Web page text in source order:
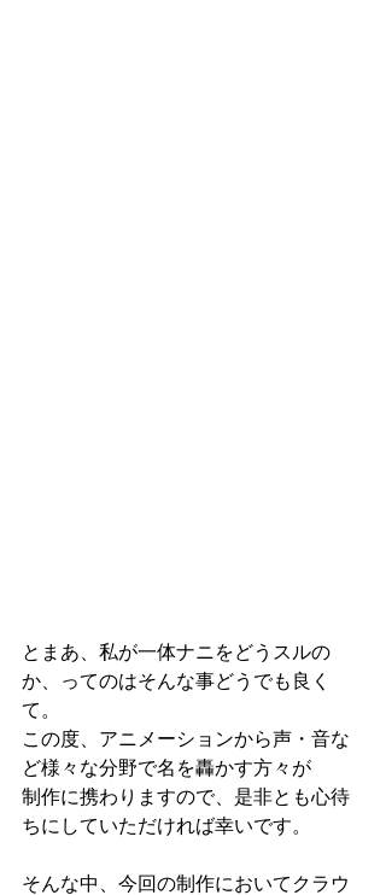
とまあ、私が一体ナニをどうスルの
か、ってのはそんな事どうでも良く
て。
この度、アニメーションから声・音な
ど様々な分野で名を轟かす方々が
制作に携わりますので、是非とも心待
ちにしていただければ幸いです。
そんな中、今回の制作においてクラウ